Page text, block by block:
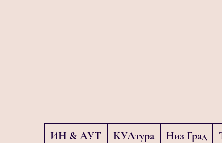
ИН & АУТ КУЛтура Низ Град